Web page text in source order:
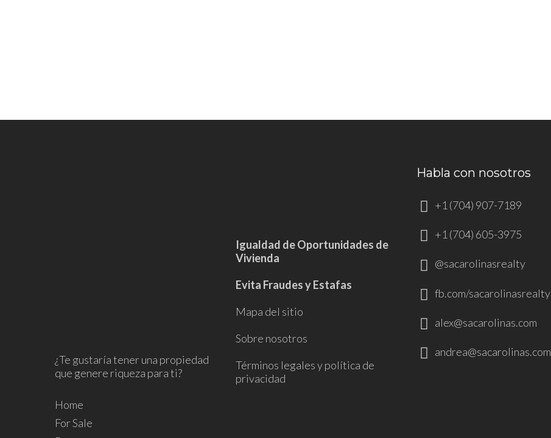
¿Te gustaría tener una propiedad
que genere riqueza para ti?
Home
For Sale
Igualdad de Oportunidades de
Vivienda
Evita Fraudes y Estafas
Mapa del sitio
Sobre nosotros
Términos legales y política de
privacidad
Habla con nosotros
+1 (704) 907-7189
+1 (704) 605-3975
@sacarolinasrealty
fb.com/sacarolinasrealty
alex@sacarolinas.com
andrea@sacarolinas.com